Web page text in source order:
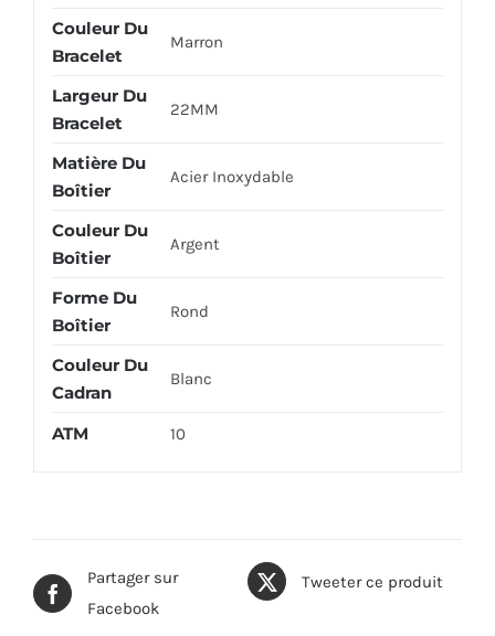
Couleur Du
Bracelet
Marron
Largeur Du
Bracelet
22MM
Matière Du
Boîtier
Acier Inoxydable
Couleur Du
Boîtier
Argent
Forme Du
Boîtier
Rond
Couleur Du
Cadran
Blanc
ATM 10
Partager sur
Facebook
Tweeter ce produit